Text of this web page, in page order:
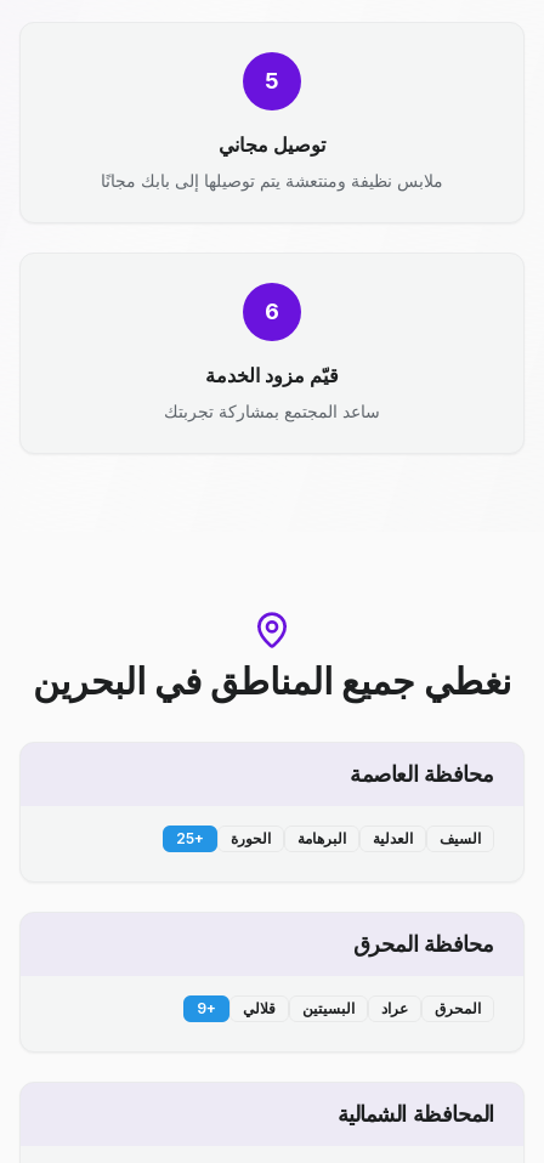
5
توصيل مجاني
ملابس نظيفة ومنتعشة يتم توصيلها إلى بابك مجانًا
6
قيّم مزود الخدمة
ساعد المجتمع بمشاركة تجربتك
نغطي جميع المناطق في البحرين
محافظة العاصمة
السيف العدلية البرهامة الحورة +
25
محافظة المحرق
المحرق عراد البسيتين قلالي +
9
المحافظة الشمالية